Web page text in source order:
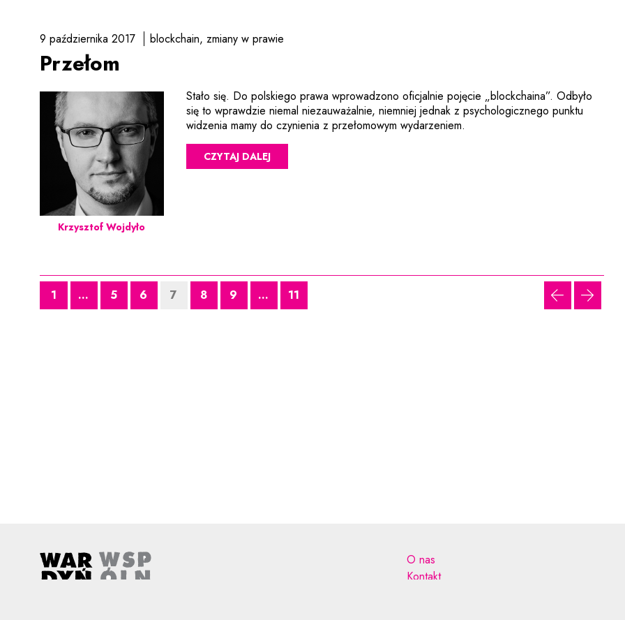
9 października 2017 blockchain zmiany w prawie
Przełom
Stało się. Do polskiego prawa wprowadzono oficjalnie pojęcie „blockchaina”. Odbyło
się to wprawdzie niemal niezauważalnie, niemniej jednak z psychologicznego punktu
widzenia mamy do czynienia z przełomowym wydarzeniem.
CZYTAJ DALEJ
Krzysztof Wojdyło
1 ... 5 6 7 8 9 ... 11 poprzednia
Wardyński i Wspólnicy
O nas
Kontakt